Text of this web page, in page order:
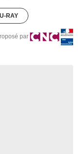
RAY
par